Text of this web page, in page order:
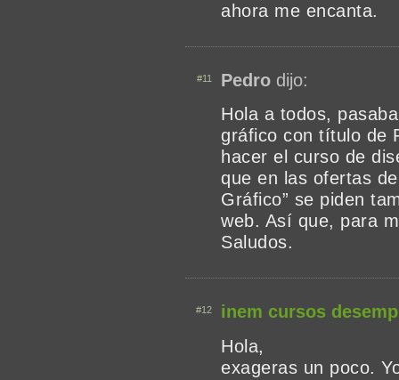
ahora me encanta.
#11 Pedro dijo:
Hola a todos,
gráfico con título de
hacer el curso de
que en las ofertas
Gráfico” se piden
web. Así que, para
Saludos.
#12
inem cursos
Hola,
exageras un poco.